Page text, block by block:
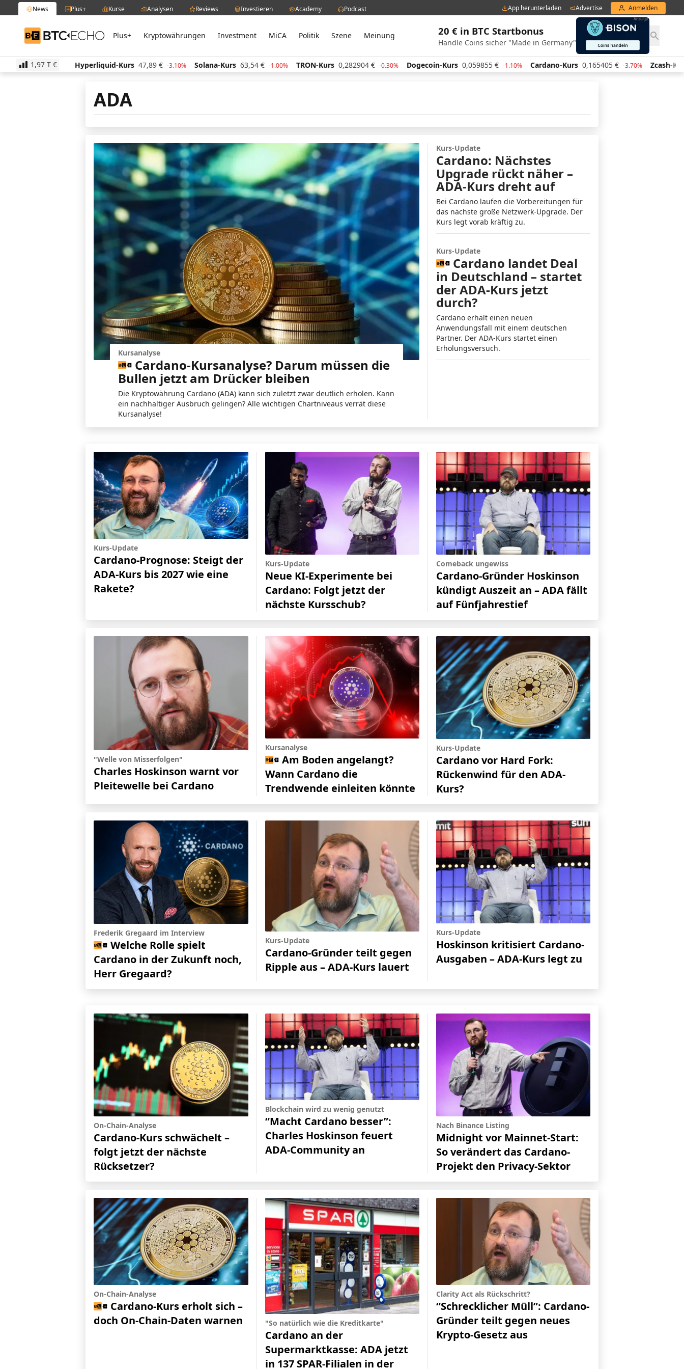
News Plus+ Kurse Analysen Reviews Investieren Academy Podcast App herunterladen Advertise Anmelden
BTC-ECHO Plus+ Kryptowährungen Investment MiCA Politik Szene Meinung 20 € in BTC Startbonus
Handle Coins sicher "Made in Germany"
1,97 T €
€ -0.60% Hyperliquid-Kurs 47,89 € -3.10% Solana-Kurs 63,54 € -1.00% TRON-Kurs 0,282904 € -0.30% Dogecoin-Kurs 0,059855 € -1.10% Cardano-Kurs 0,165405 € -3.70% Zcash-Kurs
ADA
Kursanalyse
Cardano-Kursanalyse? Darum müssen die
Bullen jetzt am Drücker bleiben
Die Kryptowährung Cardano (ADA) kann sich zuletzt zwar deutlich erholen. Kann
ein nachhaltiger Ausbruch gelingen? Alle wichtigen Chartniveaus verrät diese
Kursanalyse!
Kurs-Update
Cardano: Nächstes
Upgrade rückt näher –
ADA-Kurs dreht auf
Bei Cardano laufen die Vorbereitungen für
das nächste große Netzwerk-Upgrade. Der
Kurs legt vorab kräftig zu.
Kurs-Update
Cardano landet Deal
in Deutschland – startet
der ADA-Kurs jetzt
durch?
Cardano erhält einen neuen
Anwendungsfall mit einem deutschen
Partner. Der ADA-Kurs startet einen
Erholungsversuch.
Kurs-Update
Cardano-Prognose: Steigt der
ADA-Kurs bis 2027 wie eine
Rakete?
Kurs-Update
Neue KI-Experimente bei
Cardano: Folgt jetzt der
nächste Kursschub?
Comeback ungewiss
Cardano-Gründer Hoskinson
kündigt Auszeit an – ADA fällt
auf Fünfjahrestief
"Welle von Misserfolgen"
Charles Hoskinson warnt vor
Pleitewelle bei Cardano
Kursanalyse
Am Boden angelangt?
Wann Cardano die
Trendwende einleiten könnte
Kurs-Update
Cardano vor Hard Fork:
Rückenwind für den ADA-
Kurs?
Frederik Gregaard im Interview
Welche Rolle spielt
Cardano in der Zukunft noch,
Herr Gregaard?
Kurs-Update
Cardano-Gründer teilt gegen
Ripple aus – ADA-Kurs lauert
Kurs-Update
Hoskinson kritisiert Cardano-
Ausgaben – ADA-Kurs legt zu
On-Chain-Analyse
Cardano-Kurs schwächelt –
folgt jetzt der nächste
Rücksetzer?
Blockchain wird zu wenig genutzt
“Macht Cardano besser”:
Charles Hoskinson feuert
ADA-Community an
Nach Binance Listing
Midnight vor Mainnet-Start:
So verändert das Cardano-
Projekt den Privacy-Sektor
On-Chain-Analyse
Cardano-Kurs erholt sich –
doch On-Chain-Daten warnen
"So natürlich wie die Kreditkarte"
Cardano an der
Supermarktkasse: ADA jetzt
in 137 SPAR-Filialen in der
Clarity Act als Rückschritt?
“Schrecklicher Müll”: Cardano-
Gründer teilt gegen neues
Krypto-Gesetz aus